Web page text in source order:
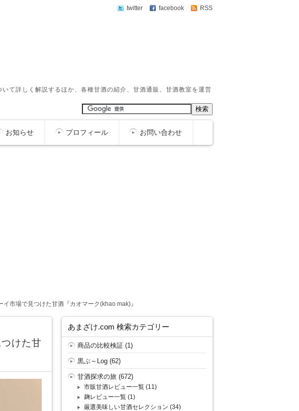
twitter facebook RSS
て詳しく解説するほか、各種甘酒の紹介、甘酒通販、甘酒教室を運営
お知らせ プロフィール お問い合わせ
市場で見つけた甘酒『カオマーク(khao mak)』
けた甘
あまざけ.com 検索カテゴリー
商品の比較検証 (1)
黒ぶ～Log (62)
甘酒探求の旅 (672)
市販甘酒レビュー一覧 (11)
麹レビュー一覧 (1)
厳選美味しい甘酒セレクション (34)